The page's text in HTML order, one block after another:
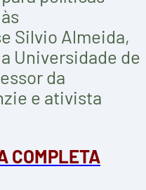
Silvio Almeida,
Universidade de
da
e ativista
COMPLETA